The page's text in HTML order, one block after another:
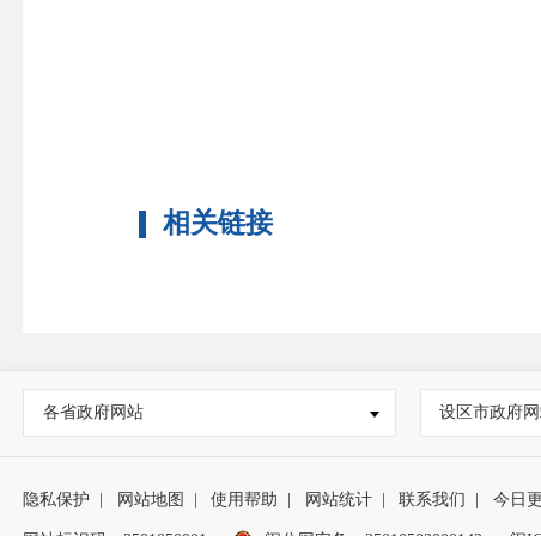
相关链接
各省政府网站 设区市政府
隐私保护 网站地图 使用帮助 网站统计 联系我们 今日